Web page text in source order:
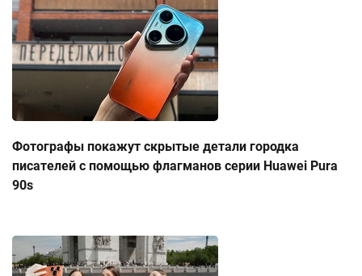
Фотографы покажут скрытые детали городка
писателей с помощью флагманов серии Huawei Pura
90s